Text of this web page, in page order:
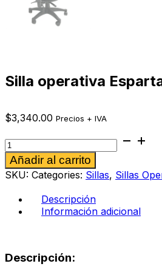
Silla operativa
$3,340.00 Precios + IVA
Silla
operativa
Esparta
café
cantidad
Añadir al carrito
SKU: Categories: Sillas, Sillas
Descripción
Información adicional
Descripción: